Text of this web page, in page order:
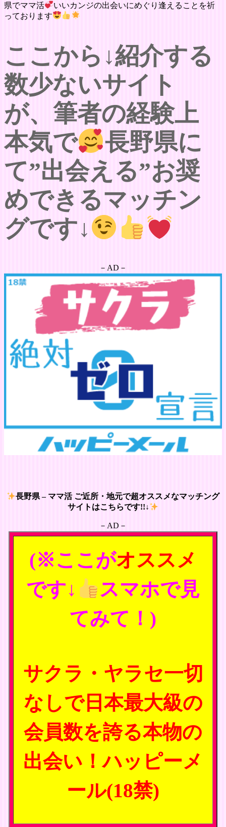
県でママ活
いいカンジの出会いにめぐり逢えることを祈
っております
ここから↓紹介する
数少ないサイト
が、筆者の経験上
本気で
長野県に
て”出会える”お奨
めできるマッチン
グです↓
－AD－
長野県 – ママ活 ご近所・地元で超オススメなマッチング
サイトはこちらです!!↓
－AD－
(※ここがオススメ
です↓
スマホで見
てみて！)
サクラ・ヤラセ一切
なしで日本最大級の
会員数を誇る本物の
出会い！ハッピーメ
ール(18禁)